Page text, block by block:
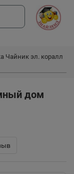
Чайник эл. коралл
дом